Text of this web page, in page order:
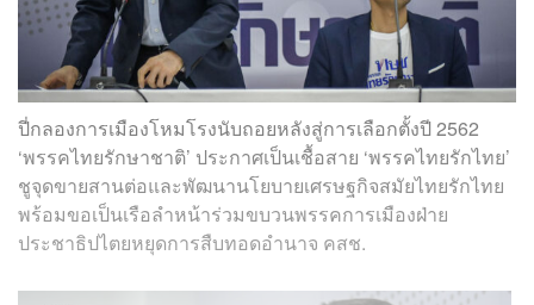
ปี่กลองการเมืองโหมโรงนับถอยหลังสู่การเลือกตั้งปี 2562
‘พรรคไทยรักษาชาติ’ ประกาศเป็นเชื้อสาย ‘พรรคไทยรักไทย’
ชูจุดขายสานต่อและพัฒนานโยบายเศรษฐกิจสมัยไทยรักไทย
พร้อมขอเป็นเรือลำหน้าร่วมขบวนพรรคการเมืองฝ่าย
ประชาธิปไตยหยุดการสืบทอดอำนาจ คสช.